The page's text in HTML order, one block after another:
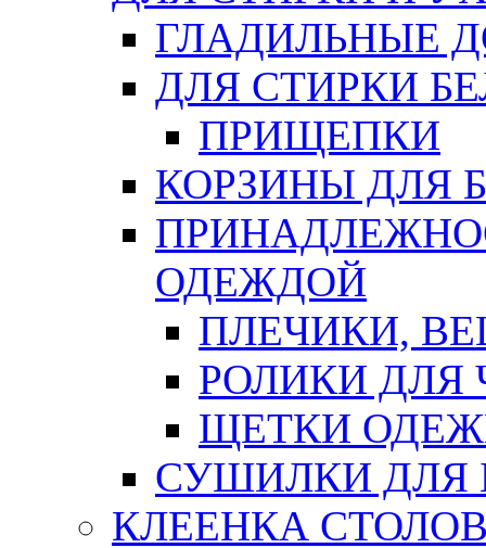
ГЛАДИЛЬНЫЕ
ДЛЯ СТИРКИ
ПРИЩЕПКИ
КОРЗИНЫ ДЛЯ
ОДЕЖДОЙ
ПЛЕЧИКИ,
РОЛИКИ ДЛЯ
ЩЕТКИ
СУШИЛКИ ДЛЯ
КЛЕЕНКА